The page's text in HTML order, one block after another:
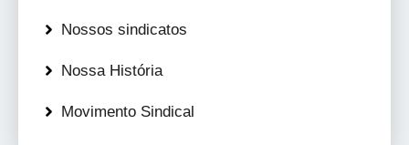
Nossos sindicatos
Nossa História
Movimento Sindical